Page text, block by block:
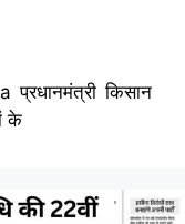
किसान
के